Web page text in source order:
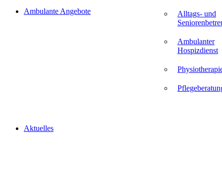
Aktuelles
Ambulante Angebote
Alltags- und
Ambulanter
Hospizdienst